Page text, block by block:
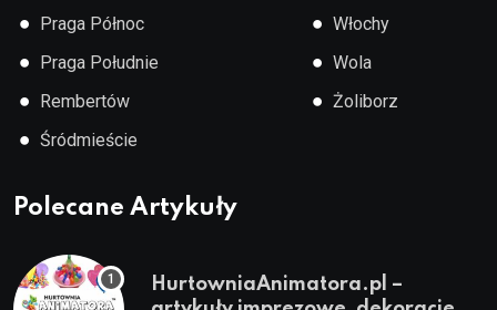
● Praga Północ
● Praga Południe
● Rembertów
● Śródmieście
● Włochy
● Wola
● Żoliborz
Polecane Artykuły
HurtowniaAnimatora.pl –